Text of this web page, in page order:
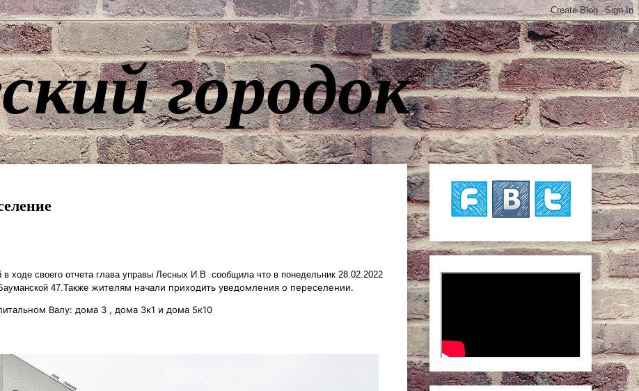
городок
ходе своего отчета глава управы Лесных И.В сообщила что в понедельник 28.02.2022
47.Также жителям начали приходить уведомления о переселении.
Валу: дома 3 , дома 3к1 и дома 5к10